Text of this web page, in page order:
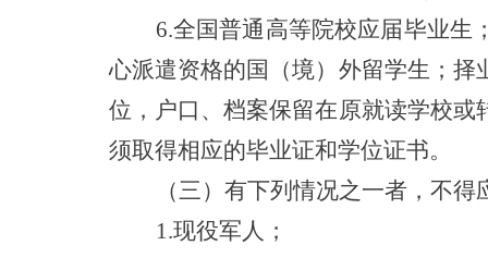
6.全国普通高等院校应届毕业生
心派遣资格的国（境）外留学生；
位，户口、档案保留在原就读学校
须取得相应的毕业证和学位证书。
（三）有下列情况之一者，不得
1.现役军人；